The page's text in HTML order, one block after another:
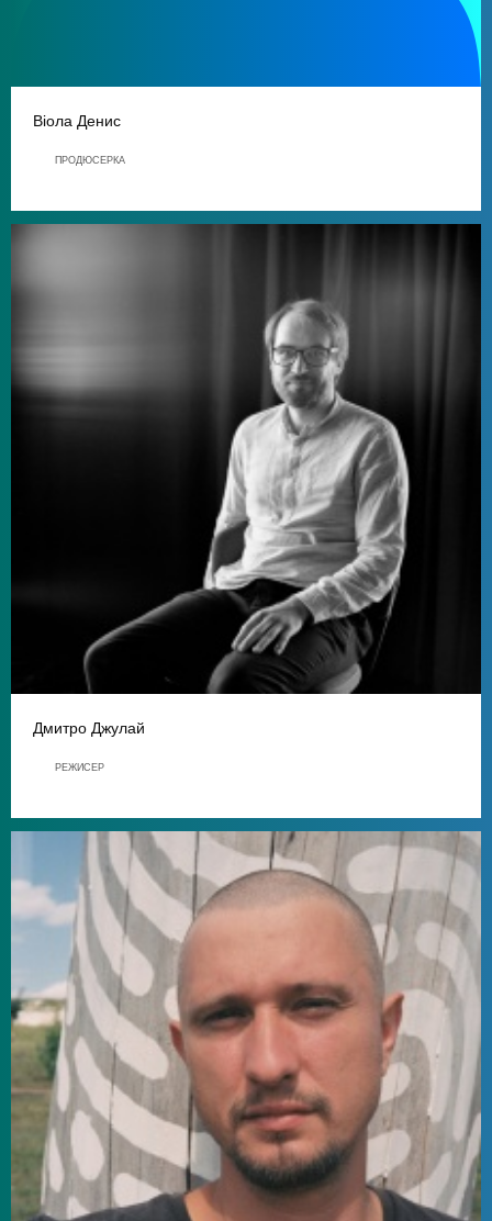
Віола Денис
ПРОДЮСЕРКА
Дмитро Джулай
РЕЖИСЕР